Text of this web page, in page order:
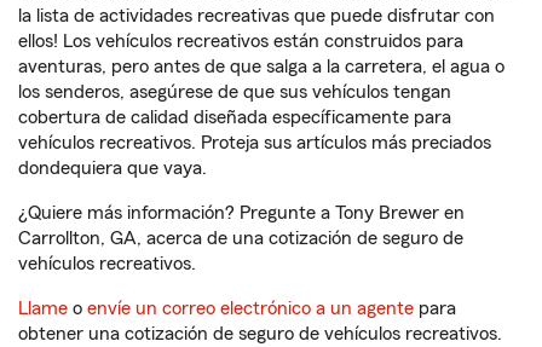
la lista de actividades recreativas que puede disfrutar con
ellos! Los vehículos recreativos están construidos para
aventuras, pero antes de que salga a la carretera, el agua o
los senderos, asegúrese de que sus vehículos tengan
cobertura de calidad diseñada específicamente para
vehículos recreativos. Proteja sus artículos más preciados
dondequiera que vaya.
¿Quiere más información? Pregunte a Tony Brewer en
Carrollton, GA, acerca de una cotización de seguro de
vehículos recreativos.
Llame o envíe un correo electrónico a un agente para
obtener una cotización de seguro de vehículos recreativos.